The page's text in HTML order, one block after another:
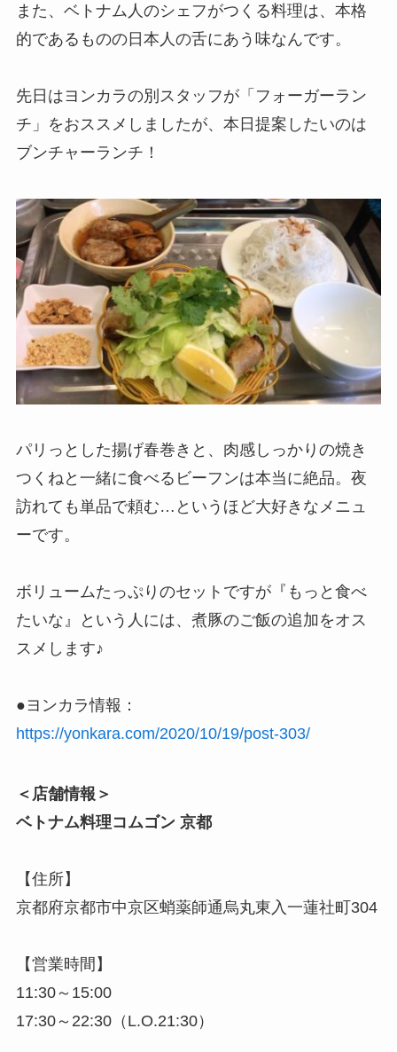
また、ベトナム人のシェフがつくる料理は、本格
的であるものの日本人の舌にあう味なんです。
先日はヨンカラの別スタッフが「フォーガーラン
チ」をおススメしましたが、本日提案したいのは
ブンチャーランチ！
パリっとした揚げ春巻きと、肉感しっかりの焼き
つくねと一緒に食べるビーフンは本当に絶品。夜
訪れても単品で頼む…というほど大好きなメニュ
ーです。
ボリュームたっぷりのセットですが『もっと食べ
たいな』という人には、煮豚のご飯の追加をオス
スメします♪
●ヨンカラ情報：
https://yonkara.com/2020/10/19/post-303/
＜店舗情報＞
ベトナム料理コムゴン 京都
【住所】
京都府京都市中京区蛸薬師通烏丸東入一蓮社町304
【営業時間】
11:30～15:00
17:30～22:30（L.O.21:30）